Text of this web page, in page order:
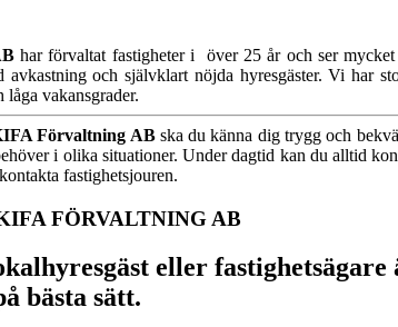
har förvaltat fastigheter i över 25 år och ser
avkastning och självklart nöjda hyresgäster. Vi har
vakansgrader.
Förvaltning AB ska du känna dig trygg och
i olika situationer. Under dagtid kan du alltid
fastighetsjouren.
FÖRVALTNING AB
eller
bästa sätt.